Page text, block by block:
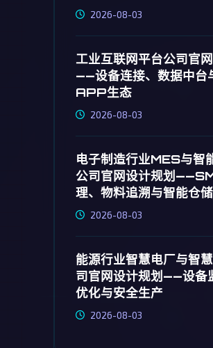
2026-08-03
工业互联网平台公司官
——设备连接、数据中台
APP生态
2026-08-03
电子制造行业MES与智
公司官网设计规划
理、物料追溯与智能仓储
2026-08-03
能源行业智慧电厂与智
司官网设计规划——设备
优化与安全生产
2026-08-03